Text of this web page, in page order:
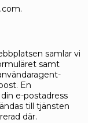
samlar vi
samt
En
e-postadress
till tjänsten
där.